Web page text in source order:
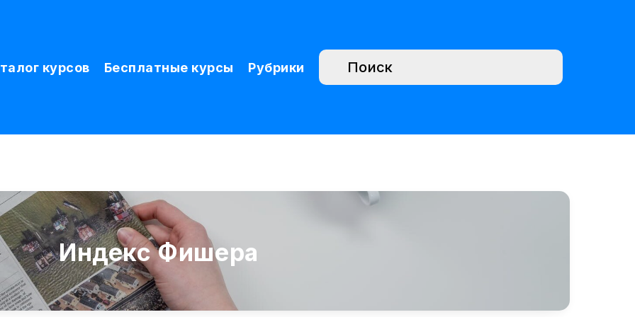
курсов Бесплатные курсы Рубрики
Индекс Фишера